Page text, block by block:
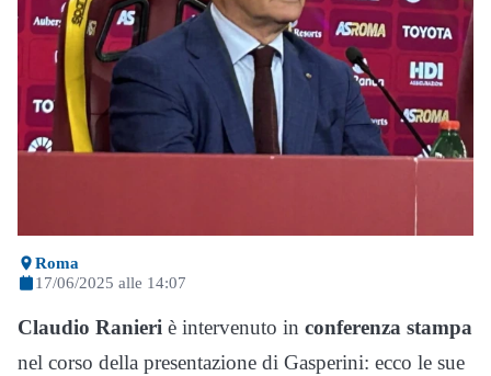
Roma
17/06/2025 alle 14:07
Claudio Ranieri è intervenuto in conferenza stampa
nel corso della presentazione di Gasperini: ecco le sue